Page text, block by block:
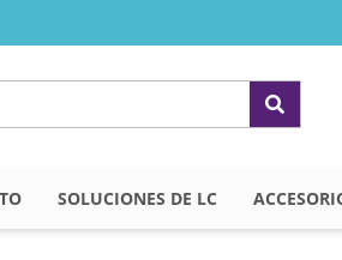
SOLUCIONES DE LC